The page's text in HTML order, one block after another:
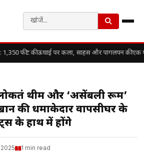
1,350 फीट की ऊंचाई पर कला, साहस और पागलपन की
थीम और ‘असेंबली रूम’
की धमाकेदार वापसीघर के
के हाथ में होंगे
1 min read